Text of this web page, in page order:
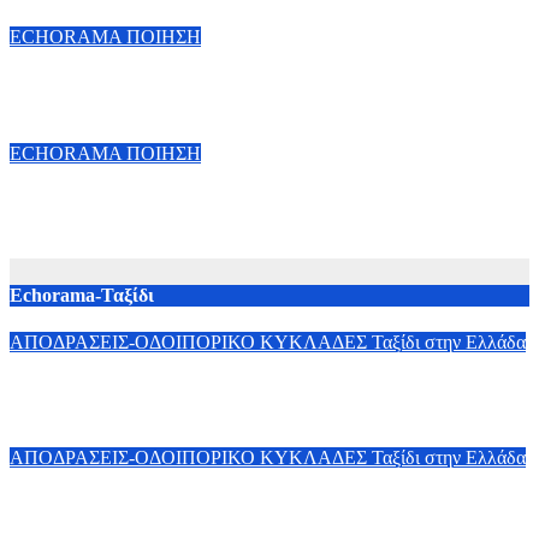
ECHORAMA ΠΟΙΗΣΗ
ECHORAMA ΠΟΙΗΣΗ
Echorama-Ταξίδι
ΑΠΟΔΡΑΣΕΙΣ-ΟΔΟΙΠΟΡΙΚΟ ΚΥΚΛΑΔΕΣ Ταξίδι στην Ελλάδα
ΑΠΟΔΡΑΣΕΙΣ-ΟΔΟΙΠΟΡΙΚΟ ΚΥΚΛΑΔΕΣ Ταξίδι στην Ελλάδα